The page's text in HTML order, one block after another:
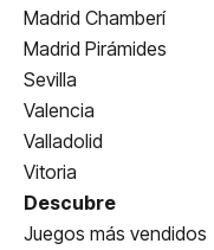
Madrid Chamberí
Madrid Pirámides
Sevilla
Valencia
Valladolid
Vitoria
Descubre
Juegos más vendidos